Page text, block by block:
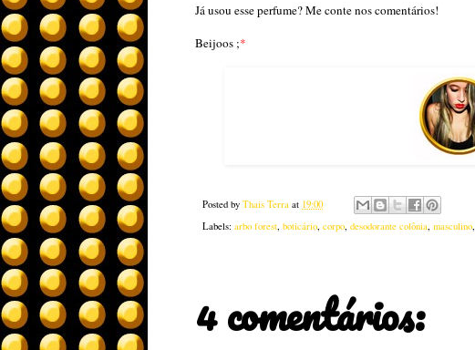
Já usou esse perfume? Me conte nos comentários!
Beijoos ;*
Posted by Thais Terra at 19:00
Labels: arbo forest, boticário, corpo, desodorante colônia, masculino,
4 comentários: